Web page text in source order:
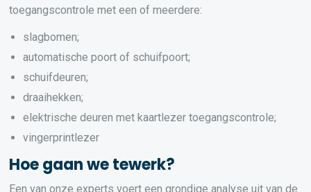
toegangscontrole met een of meerdere:
slagbomen;
automatische poort of schuifpoort;
schuifdeuren;
draaihekken;
elektrische deuren met kaartlezer toegangscontrole;
vingerprintlezer
Hoe gaan we tewerk?
Een van onze experts voert een grondige analyse uit van de